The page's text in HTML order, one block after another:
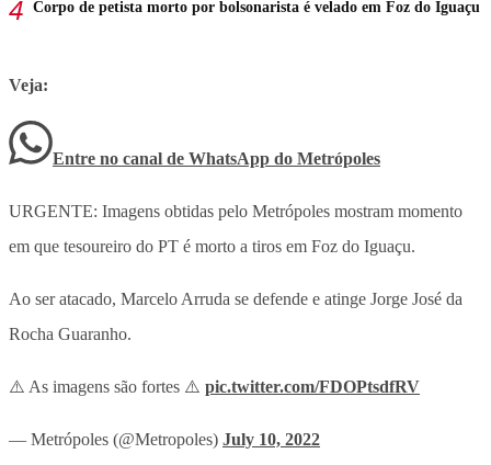
Corpo de petista morto por bolsonarista é velado em Foz do Iguaçu
Veja:
Entre no canal de WhatsApp do Metrópoles
URGENTE: Imagens obtidas pelo Metrópoles mostram momento
em que tesoureiro do PT é morto a tiros em Foz do Iguaçu.
Ao ser atacado, Marcelo Arruda se defende e atinge Jorge José da
Rocha Guaranho.
⚠️ As imagens são fortes ⚠️ pic.twitter.com/FDOPtsdfRV
— Metrópoles (@Metropoles) July 10, 2022